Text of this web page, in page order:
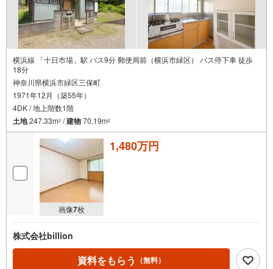
横浜線 「十日市場」駅 バス9分 郵便局前（横浜市緑区） バス停下車 徒歩
18分
神奈川県横浜市緑区三保町
1971年12月（築55年）
4DK / 地上階数1階
土地247.33m2 /建物70.19m2
画像7枚
1,480万円
株式会社billion
資料をもらう （無料）